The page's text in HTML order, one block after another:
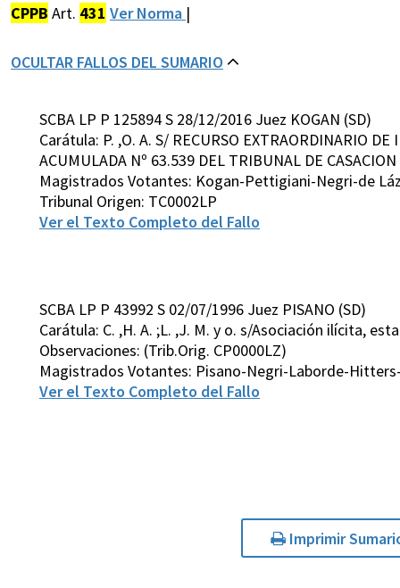
CPPB Art. 431 Ver Norma |
OCULTAR FALLOS DEL SUMARIO
SCBA LP P 125894 S 28/12/2016 Juez KOGAN (SD)
Carátula: P. ,O. A. S/ RECURSO EXTRAORDINARIO
ACUMULADA Nº 63.539 DEL TRIBUNAL DE
Magistrados Votantes: Kogan-Pettigiani-Negri-de
Tribunal Origen: TC0002LP
Ver el Texto Completo del Fallo
SCBA LP P 43992 S 02/07/1996 Juez PISANO (SD)
Carátula: C. ,H. A. ;L. ,J. M. y o. s/Asociación ilícita,
Observaciones: (Trib.Orig. CP0000LZ)
Magistrados Votantes: Pisano-Negri-Laborde-
Ver el Texto Completo del Fallo
Imprimir